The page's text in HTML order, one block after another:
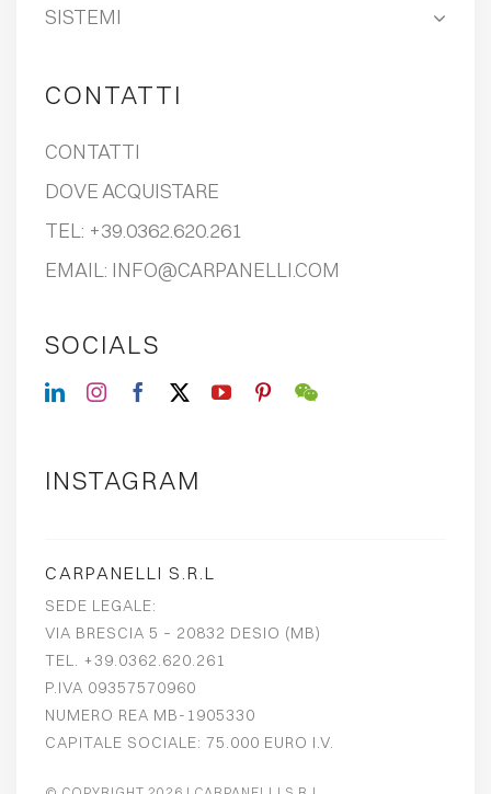
SISTEMI
CONTATTI
CONTATTI
DOVE ACQUISTARE
TEL: +39.0362.620.261
EMAIL: INFO@CARPANELLI.COM
SOCIALS
INSTAGRAM
CARPANELLI S.R.L
SEDE LEGALE:
VIA BRESCIA 5 – 20832 DESIO (MB)
TEL. +39.0362.620.261
P.IVA 09357570960
NUMERO REA MB-1905330
CAPITALE SOCIALE: 75.000 EURO I.V.